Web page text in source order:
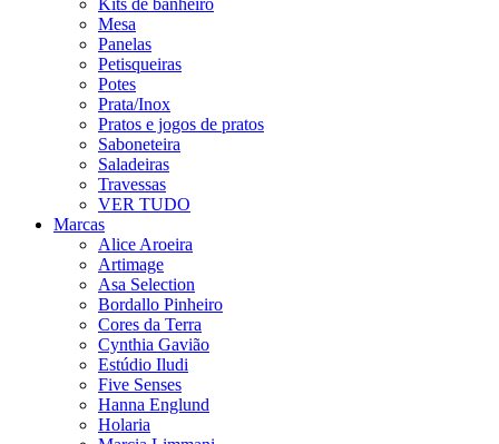
Kits de banheiro
Mesa
Panelas
Petisqueiras
Potes
Prata/Inox
Pratos e jogos de pratos
Saboneteira
Saladeiras
Travessas
VER TUDO
Marcas
Alice Aroeira
Artimage
Asa Selection
Bordallo Pinheiro
Cores da Terra
Cynthia Gavião
Estúdio Iludi
Five Senses
Hanna Englund
Holaria